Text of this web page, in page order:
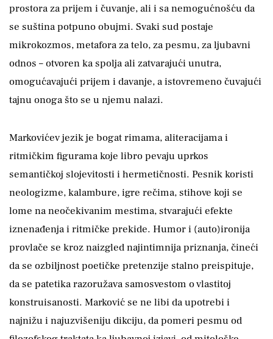
prostora za prijem i čuvanje, ali i sa nemogućnošću da
se suština potpuno obujmi. Svaki sud postaje
mikrokozmos, metafora za telo, za pesmu, za ljubavni
odnos – otvoren ka spolja ali zatvarajući unutra,
omogućavajući prijem i davanje, a istovremeno čuvajući
tajnu onoga što se u njemu nalazi.
Markovićev jezik je bogat rimama, aliteracijama i
ritmičkim figurama koje libro pevaju uprkos
semantičkoj slojevitosti i hermetičnosti. Pesnik koristi
neologizme, kalambure, igre rečima, stihove koji se
lome na neočekivanim mestima, stvarajući efekte
iznenađenja i ritmičke prekide. Humor i (auto)ironija
provlače se kroz naizgled najintimnija priznanja, čineći
da se ozbiljnost poetičke pretenzije stalno preispituje,
da se patetika razoružava samosvestom o vlastitoj
konstruisanosti. Marković se ne libi da upotrebi i
najnižu i najuzvišeniju dikciju, da pomeri pesmu od